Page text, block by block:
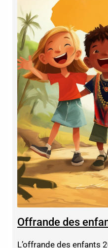
Offrande des
L’offrande des enfants